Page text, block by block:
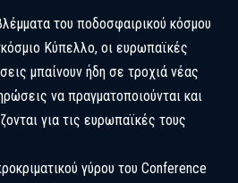
του ποδοσφαιρικού κόσμου
Κύπελλο, οι ευρωπαϊκές
μπαίνουν ήδη σε τροχιά νέας
να πραγματοποιούνται και
για τις ευρωπαϊκές τους
γύρου του Conference